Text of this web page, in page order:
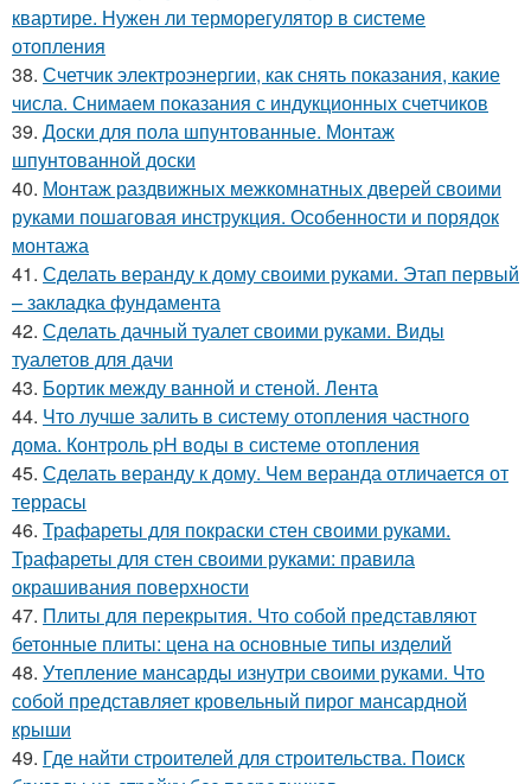
квартире. Нужен ли терморегулятор в системе
отопления
38. Счетчик электроэнергии, как снять показания, какие
числа. Снимаем показания с индукционных счетчиков
39. Доски для пола шпунтованные. Монтаж
шпунтованной доски
40. Монтаж раздвижных межкомнатных дверей своими
руками пошаговая инструкция. Особенности и порядок
монтажа
41. Сделать веранду к дому своими руками. Этап первый
– закладка фундамента
42. Сделать дачный туалет своими руками. Виды
туалетов для дачи
43. Бортик между ванной и стеной. Лента
44. Что лучше залить в систему отопления частного
дома. Контроль pH воды в системе отопления
45. Сделать веранду к дому. Чем веранда отличается от
террасы
46. Трафареты для покраски стен своими руками.
Трафареты для стен своими руками: правила
окрашивания поверхности
47. Плиты для перекрытия. Что собой представляют
бетонные плиты: цена на основные типы изделий
48. Утепление мансарды изнутри своими руками. Что
собой представляет кровельный пирог мансардной
крыши
49. Где найти строителей для строительства. Поиск